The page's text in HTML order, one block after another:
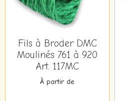
Fils à Broder DMC
Moulinés 761 à 920
Art. 117MC
À partir de